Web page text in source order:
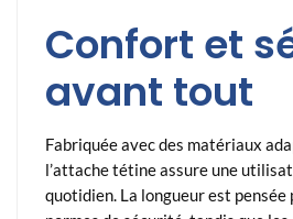
Confort et
avant tout
Fabriquée avec des matériaux
l’attache tétine assure une
quotidien. La longueur est